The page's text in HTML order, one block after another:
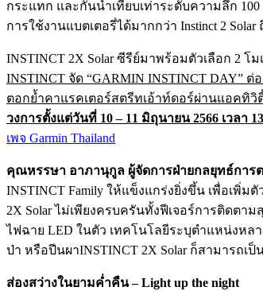
กระแทก และกันน้ำเทียบเท่าระดับความลึก 100
การใช้งานแบตเตอรี่ได้มากกว่า Instinct 2
INSTINCT 2X Solar ซีรีย์มาพร้อมตัวเลือก 2 โม
INSTINCT จัด “GARMIN INSTINCT DAY”
ตอกย้ำคาแรคเตอร์สตรีทเอ้าท์ดอร์ผ่านแอคทิ
วงการตั้งแต่วันที่ 10 – 11 มิถุนายน2566 เวลา
เพจ Garmin Thailand
คุณหรรษา อาภานุกูล ผู้จัดการฝ่ายกลยุทธ์การ
INSTINCT Family ให้แข็งแกร่งยิ่งขึ้น เพื่อเ
2X Solar ไม่เพียงครบครันทั้งฟีเจอร์การติดต
ไฟฉาย LED ในตัว เทคโนโลยีระบุตำแหน่งห
ป่า หรือปีนผาINSTINCT 2X Solar ก็สามารถเ
ส่องสว่างในยามค่ำคืน– Light up the night